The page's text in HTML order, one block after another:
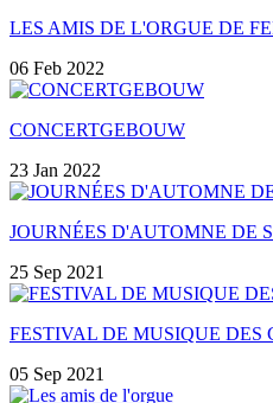
LES AMIS DE L'ORGUE DE
06 Feb 2022
CONCERTGEBOUW
23 Jan 2022
JOURNÉES D'AUTOMNE DE
25 Sep 2021
FESTIVAL DE MUSIQUE DES
05 Sep 2021